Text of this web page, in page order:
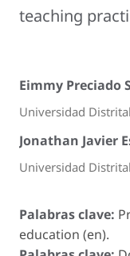
teaching
Eimmy Preciado
Universidad
Jonathan Javier
Universidad
Palabras clave:
education (en).